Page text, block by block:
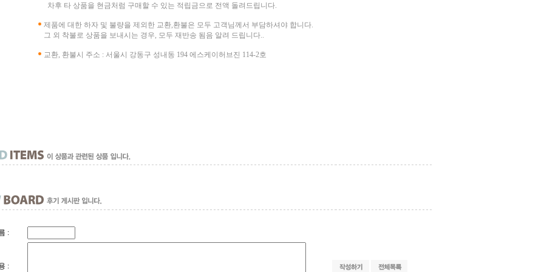
차후 타 상품을 현금처럼 구매할 수 있는 적립금으로 전액 돌려드립니다.
제품에 대한 하자 및 불량을 제외한 교환,환불은 모두 고객님께서 부담하셔야 합니다.
그 외 착불로 상품을 보내시는 경우, 모두 재반송 됨음 알려 드립니다..
교환, 환불시 주소 : 서울시 강동구 성내동 194 에스케이허브진 114-2호
:
: